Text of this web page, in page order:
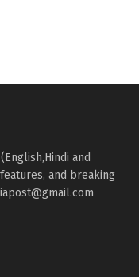
and
and breaking